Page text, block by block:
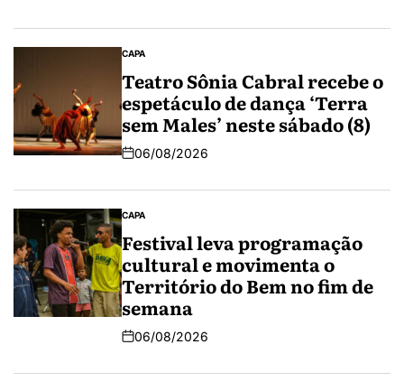
CAPA
Teatro Sônia Cabral recebe o
espetáculo de dança ‘Terra
sem Males’ neste sábado (8)
06/08/2026
CAPA
Festival leva programação
cultural e movimenta o
Território do Bem no fim de
semana
06/08/2026